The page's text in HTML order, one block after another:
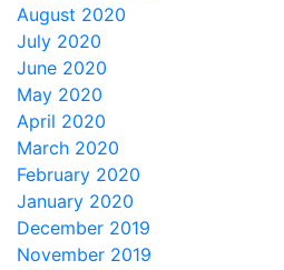
August 2020
July 2020
June 2020
May 2020
April 2020
March 2020
February 2020
January 2020
December 2019
November 2019